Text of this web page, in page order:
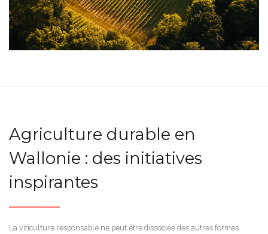
Agriculture durable en
Wallonie : des initiatives
inspirantes
La viticulture responsable ne peut être dissociée des autres formes